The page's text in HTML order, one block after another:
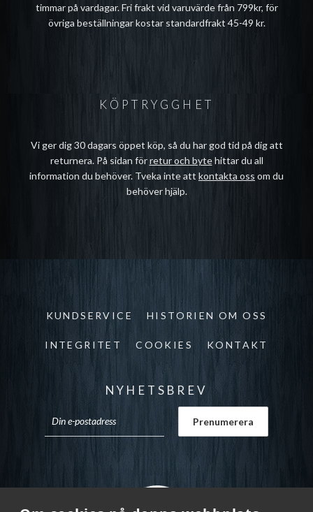
timmar på vardagar. Fri frakt vid varuvärde från 799kr, för
övriga beställningar kostar standardfrakt 45-49 kr.
KÖPTRYGGHET
Vi ger dig 30 dagars öppet köp, så du har god tid på dig att
returnera. På sidan förretur och bytehittar du all
information du behöver. Tveka inte att kontakta oss om du
behöver hjälp.
KUNDSERVICE HISTORIEN OM OSS
INTEGRITET COOKIES KONTAKT
NYHETSBREV